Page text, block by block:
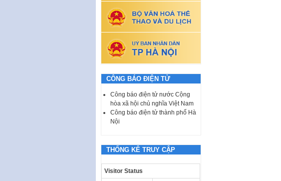
CÔNG BÁO ĐIỆN TỬ
Công báo điện tử nước Cộng
hòa xã hội chủ nghĩa Việt Nam
Công báo điện tử thành phố Hà
Nội
THỐNG KÊ TRUY CẬP
Visitor Status